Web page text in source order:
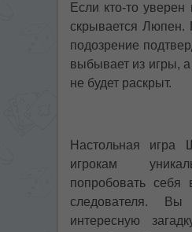
Если кто-то
скрывается Люпен.
подозрение
выбывает из игры,
не будет раскрыт.
Настольная игра
игрокам
попробовать себя
следователя. Вы
интересную